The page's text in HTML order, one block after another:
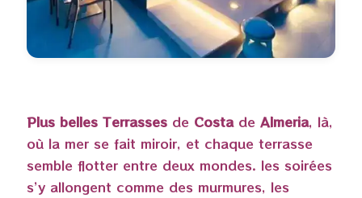
Plus belles Terrasses de Costa de Almeria, là,
où la mer se fait miroir, et chaque terrasse
semble flotter entre deux mondes. les soirées
s’y allongent comme des murmures, les